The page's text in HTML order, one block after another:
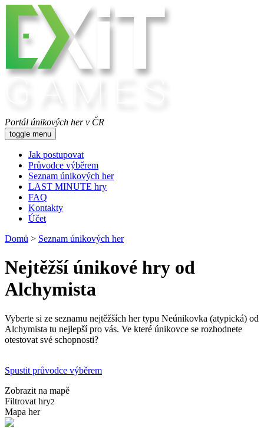
Portál únikových her v ČR
toggle menu
Jak postupovat
Průvodce výběrem
Seznam únikových her
LAST MINUTE hry
FAQ
Kontakty
Účet
Domů > Seznam únikových her
Nejtěžší únikové hry od
Alchymista
Vyberte si ze seznamu nejtěžších her typu Neúnikovka (atypická) od
Alchymista tu nejlepší pro vás. Ve které únikovce se rozhodnete
otestovat své schopnosti?
Spustit průvodce výběrem
Zobrazit na mapě
Filtrovat hry2
Mapa her